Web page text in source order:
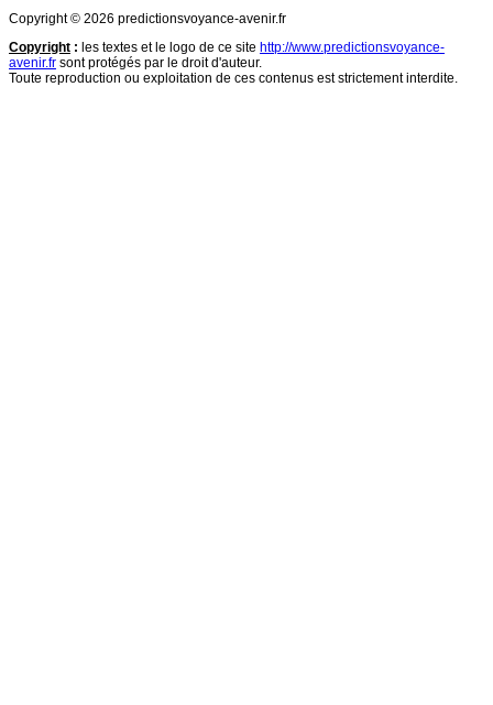
Copyright © 2026 predictionsvoyance-avenir.fr
Copyright : les textes et le logo de ce site http://www.predictionsvoyance-
avenir.fr sont protégés par le droit d'auteur.
Toute reproduction ou exploitation de ces contenus est strictement interdite.